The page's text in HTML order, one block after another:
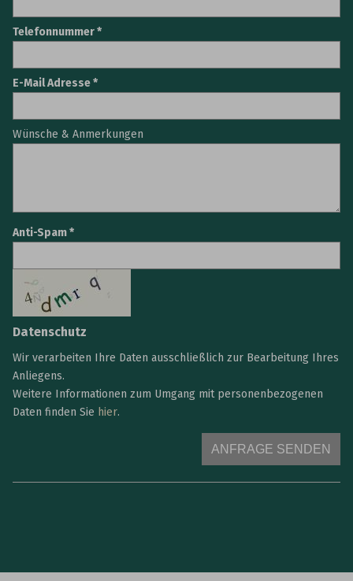
Telefonnummer
E-Mail Adresse
Wünsche & Anmerkungen
Anti-Spam
Datenschutz
Wir verarbeiten Ihre Daten ausschließlich zur Bearbeitung Ihres
Anliegens.
Weitere Informationen zum Umgang mit personenbezogenen
Daten finden Sie hier.
ANFRAGE SENDEN